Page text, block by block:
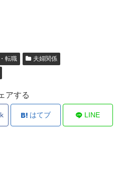
転職
夫婦関係
アする
はてブ LINE